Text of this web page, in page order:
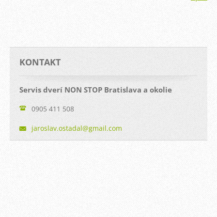
KONTAKT
Servis dverí NON STOP Bratislava a okolie
0905 411 508
jaroslav.ostadal@gmail.com